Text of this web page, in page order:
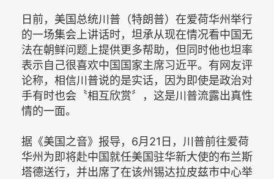
日前，美国总统川普（特朗普）在爱荷华州举行
的一场集会上讲话时，坦承从现在情况看中国无
法在朝鲜问题上提供更多帮助，但同时他也坦率
表示自己很喜欢中国国家主席习近平。有网友评
论称，相信川普说的是实话，因为即使是政治对
手有时也会〝相互欣赏〞，这是川普流露出真性
情的一面。
据《美国之音》报导，6月21日，川普前往爱荷
华州为即将赴中国就任美国驻华新大使的布兰斯
塔德送行，并出席了在该州锡达拉皮兹市中心举